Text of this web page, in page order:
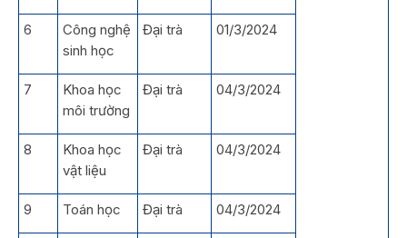
6
Công nghệ
sinh học
Đại trà 01/3/2024
7
Khoa học
môi trường
Đại trà 04/3/2024
8
Khoa học
vật liệu
Đại trà 04/3/2024
9 Toán học Đại trà 04/3/2024